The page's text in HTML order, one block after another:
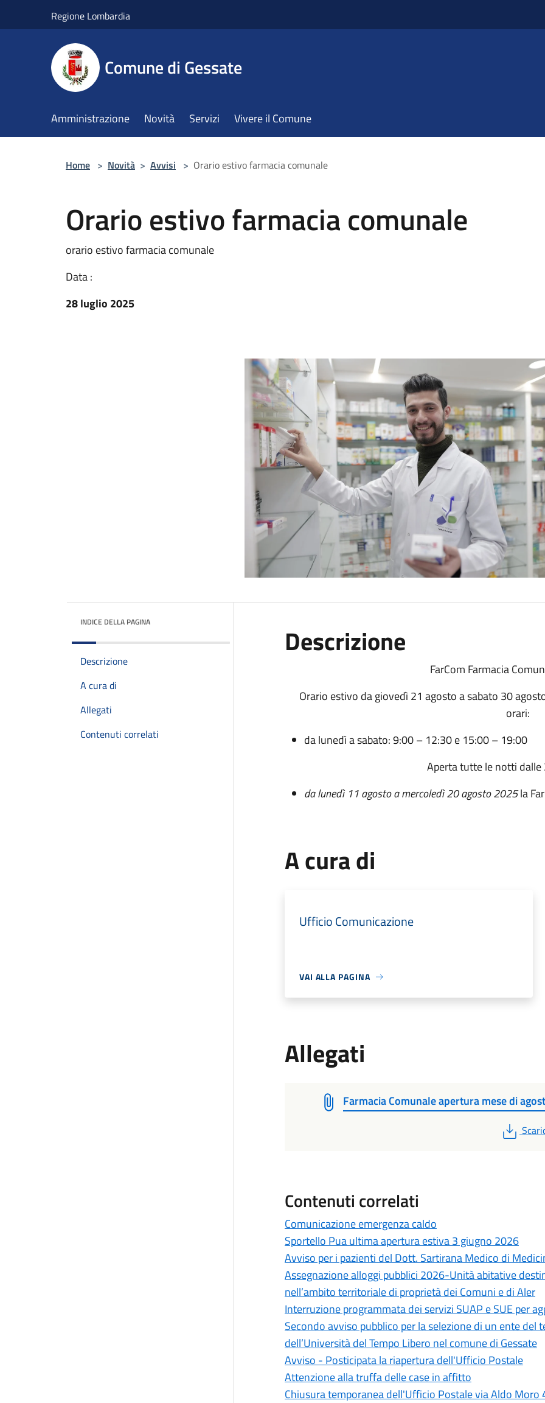
Regione Lombardia
Comune di Gessate
Amministrazione Novità Servizi Vivere il Comune
Home > Novità > Avvisi > Orario estivo farmacia comunale
Orario estivo farmacia comunale
orario estivo farmacia comunale
Data :
28 luglio 2025
INDICE DELLA PAGINA
Descrizione
A cura di
Allegati
Contenuti correlati
Descrizione
FarCom Farmacia
Orario estivo da giovedì 21 agosto a sabato 30
orari:
da lunedì a sabato: 9:00 – 12:30 e 15:00 – 19:00
Aperta tutte le notti dalle
da lunedì 11 agosto a mercoledì 20 agosto 2025la
A cura di
Ufficio Comunicazione
VAI ALLA PAGINA
Allegati
Farmacia Comunale apertura mese di
PDF
Contenuti correlati
Comunicazione emergenza caldo
Sportello Pua ultima apertura estiva 3 giugno 2026
Avviso per i pazienti del Dott. Sartirana Medico di
Assegnazione alloggi pubblici 2026-Unità abitative
nell’ambito territoriale di proprietà dei Comuni e di Aler
Interruzione programmata dei servizi SUAP e SUE per
Secondo avviso pubblico per la selezione di un ente del
dell’Università del Tempo Libero nel comune di Gessate
Avviso - Posticipata la riapertura dell'Ufficio Postale
Attenzione alla truffa delle case in affitto
Chiusura temporanea dell'Ufficio Postale via Aldo Moro